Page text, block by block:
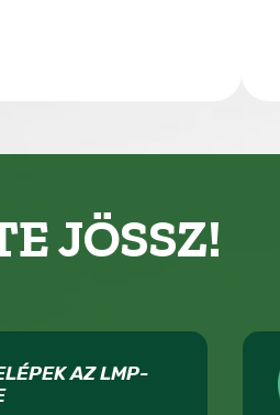
JÖSSZ!
AZ LMP-